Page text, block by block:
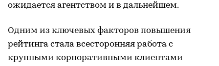
ожидается агентством и в дальнейшем.
Одним из ключевых факторов повышения
рейтинга стала всесторонняя работа с
крупными корпоративными клиентами